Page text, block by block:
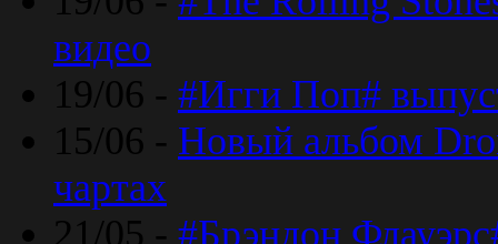
видео
19/06 - #Игги Поп#
15/06 - Новый альбом
чартах
21/05 - #Брэндон